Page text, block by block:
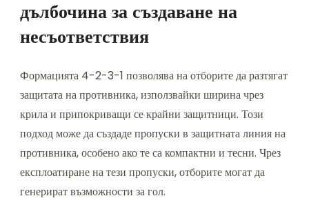
дълбочина за създаване на
несъответствия
Формацията 4-2-3-1 позволява на отборите да разтягат
защитата на противника, използвайки ширина чрез
крила и припокриващи се крайни защитници. Този
подход може да създаде пропуски в защитната линия на
противника, особено ако те са компактни и тесни. Чрез
експлоатиране на тези пропуски, отборите могат да
генерират възможности за гол.